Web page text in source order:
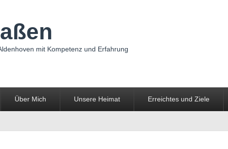
mit Kompetenz und Erfahrung
Über Mich Unsere Heimat Erreichtes und Ziele